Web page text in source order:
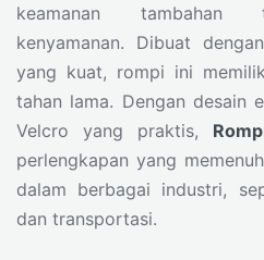
keamanan tambahan
kenyamanan. Dibuat
yang kuat, rompi ini
tahan lama. Dengan desain
Velcro yang praktis,
perlengkapan yang
dalam berbagai industri,
dan transportasi.